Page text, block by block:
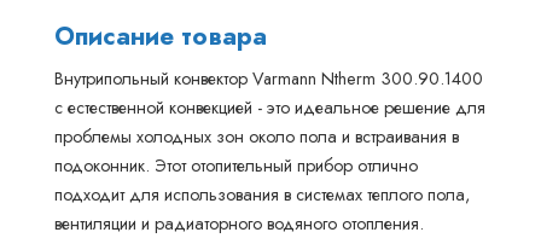
Описание товара
Внутрипольный конвектор Varmann Ntherm 300.90.1400
с естественной конвекцией - это идеальное решение для
проблемы холодных зон около пола и встраивания в
подоконник. Этот отопительный прибор отлично
подходит для использования в системах теплого пола,
вентиляции и радиаторного водяного отопления.